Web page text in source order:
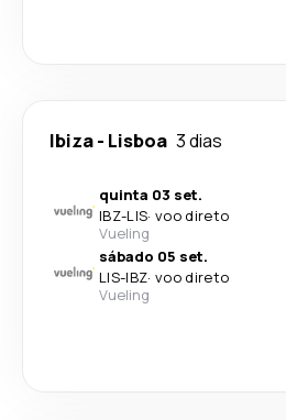
Ibiza- Lisboa 3 dias
quinta 03 set.
IBZ-LIS· voo direto
Vueling
sábado 05 set.
LIS-IBZ· voo direto
Vueling